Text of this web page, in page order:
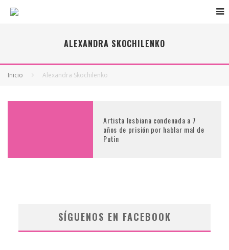
ALEXANDRA SKOCHILENKO
Inicio Alexandra Skochilenko
Artista lesbiana condenada a 7
años de prisión por hablar mal de
Putin
SÍGUENOS EN FACEBOOK